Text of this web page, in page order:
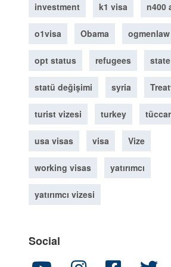
investment k1 visa n400
o1visa Obama ogmenlaw
opt status refugees state
statü değişimi syria
turist vizesi turkey tüccar
usa visas visa Vize
working visas yatırımcı
yatırımcı vizesi
Social